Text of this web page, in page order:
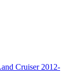
Cruiser 2012-